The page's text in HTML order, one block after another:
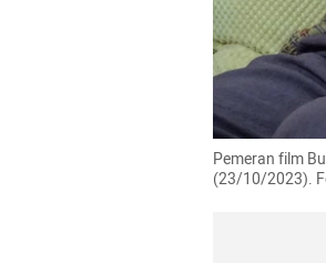
Pemeran film
(23/10/2023).